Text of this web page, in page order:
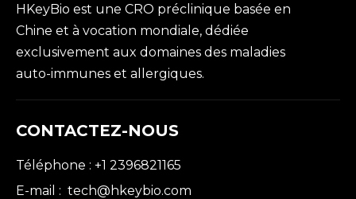
HKeyBio est une CRO préclinique basée en
Chine et à vocation mondiale, dédiée
exclusivement aux domaines des maladies
auto-immunes et allergiques.
CONTACTEZ-NOUS
Téléphone : +1 2396821165
E-mail : tech@hkeybio.com